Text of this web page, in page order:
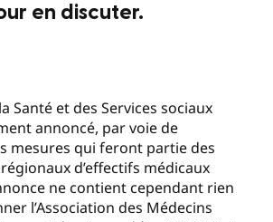
en discuter.
Santé et des Services sociaux
annoncé, par voie de
mesures qui feront partie des
d’effectifs médicaux
ne contient cependant rien
l’Association des Médecins